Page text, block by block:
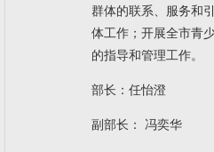
群体的联系、服务和
体工作；开展全市青
的指导和管理工作。
部长：任怡澄
副部长： 冯奕华